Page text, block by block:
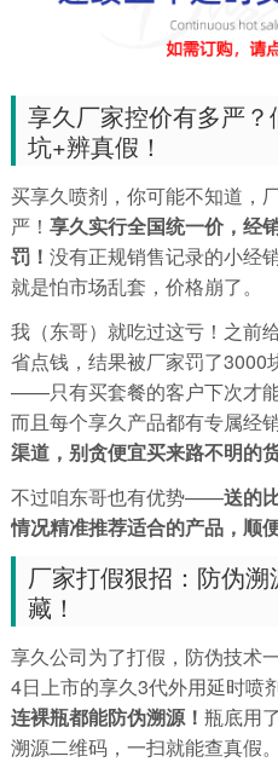
享久厂家控价有多严
坑+辨真假！
买享久喷剂，你可能不知道，
严！ 享久实行全国统一价，经
罚！ 没有正规销售记录的小经
就是怕市场乱套，价格崩了。
我（东哥）就吃过这亏！之前
省点钱，结果被厂家罚了3000
——只有买套餐的客户下次才
而且每个享久产品都有专属经
渠道，别贪便宜买来路不明的
不过咱东哥也有优势——送的
情况精准推荐适合的产品，顺
厂家打假狠招：防伪
藏！
享久公司为了打假，防伪技术
4日上市的享久3代外用延时喷
连裸瓶都能防伪溯源！ 瓶底用
溯源二维码，一扫就能查真假。